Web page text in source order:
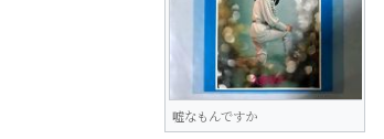
嘘なもんですか